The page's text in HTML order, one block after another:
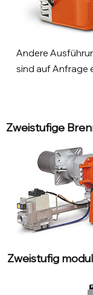
Andere
sind auf Anfrage
Zweistufige
Zweistufig